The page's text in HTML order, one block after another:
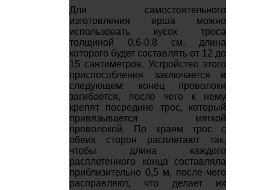
Для самостоятельного
изготовления ерша можно
использовать кусок троса
толщиной 0,6-0,8 см, длина
которого будет составлять от 12 до
15 сантиметров. Устройство этого
приспособления заключается в
следующем: конец проволоки
загибается, после чего к нему
крепят посредине трос, который
привязывается мягкой
проволокой. По краям трос с
обеих сторон расплетают так,
чтобы длина каждого
расплетенного конца составляла
приблизительно 0,5 м, после чего
расправляют, что делает их